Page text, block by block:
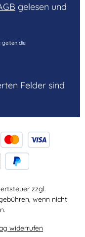
gelesen und
gelten die
Felder sind
zzgl.
wenn nicht
widerrufen